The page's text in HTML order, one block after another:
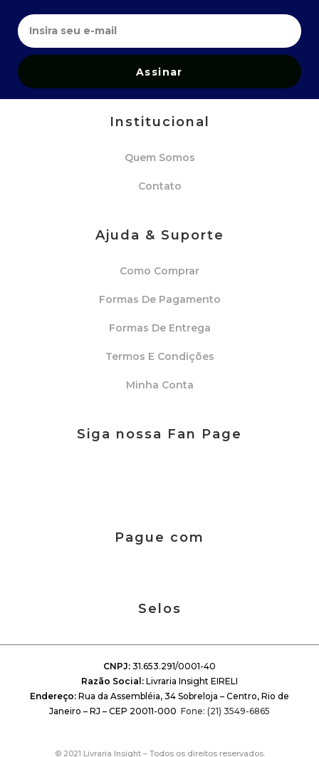
Assinar
Institucional
Quem Somos
Contato
Ajuda & Suporte
Como Comprar
Formas De Pagamento
Formas De Entrega
Termos E Condições
Minha Conta
Siga nossa Fan Page
Pague com
Selos
CNPJ: 31.653.291/0001-40
Razão Social: Livraria Insight EIRELI
Endereço: Rua da Assembléia, 34 Sobreloja – Centro, Rio de
Janeiro – RJ – CEP 20011-000 Fone: (21) 3549-6865
© 2021 Livraria Insight – Todos os direitos reservados.